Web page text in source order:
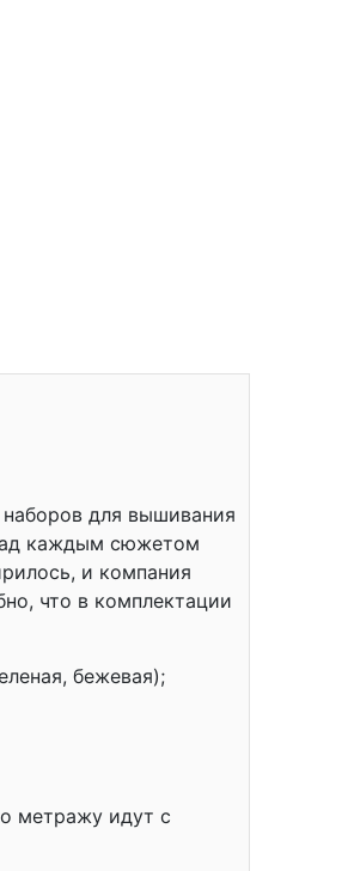
для вышивания
каждым сюжетом
и компания
что в комплектации
бежевая);
метражу идут с